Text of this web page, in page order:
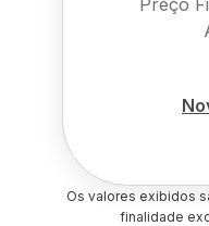
Preço
Os valores exibidos
finalidade